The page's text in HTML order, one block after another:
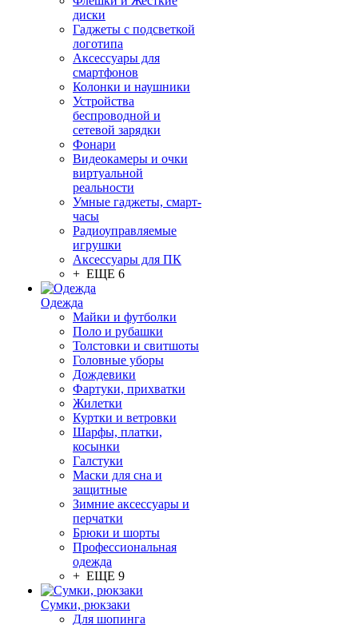
диски
Гаджеты с подсветкой
логотипа
Аксессуары для
смартфонов
Колонки и наушники
Устройства
беспроводной и
сетевой зарядки
Фонари
Видеокамеры и очки
виртуальной
реальности
Умные гаджеты, смарт-
часы
Радиоуправляемые
игрушки
Аксессуары для ПК
+ ЕЩЕ 6
Одежда
Майки и футболки
Поло и рубашки
Толстовки и свитшоты
Головные уборы
Дождевики
Фартуки, прихватки
Жилетки
Куртки и ветровки
Шарфы, платки,
косынки
Галстуки
Маски для сна и
защитные
Зимние аксессуары и
перчатки
Брюки и шорты
Профессиональная
одежда
+ ЕЩЕ 9
Сумки, рюкзаки
Для шопинга